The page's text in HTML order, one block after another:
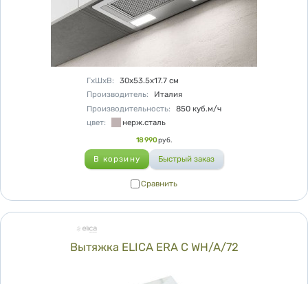
Характеристики
ГхШхВ: 30х53.5х17.7 см
Производитель:
Италия
Производительность: 850 куб.м/ч
цвет: нерж.сталь
18 990 руб.
Сравнить
Вытяжка ELICA ERA C WH/A/72